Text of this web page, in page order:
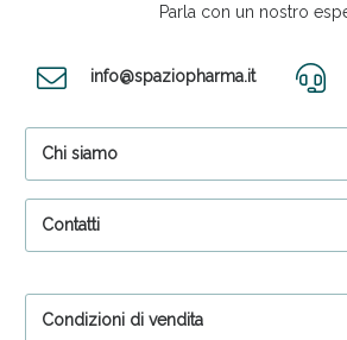
Parla con un nostro
info@spaziopharma.it
Chi siamo
Contatti
Condizioni di vendita